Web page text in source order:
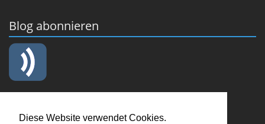
Diese Website verwendet Cookies.
Blog abonnieren